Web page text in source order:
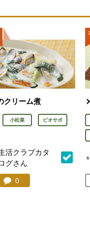
クリーム煮
小松菜 ビオサポ
活クラブカタ
グさん
入り登録：
登録
コメント：
0件。コメントを見る。